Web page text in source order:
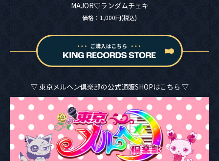
MAJOR♡ランダムチェキ
価格：1,000円(税込)
▽ 東京メルヘン倶楽部の公式通販SHOPはこちら ▽